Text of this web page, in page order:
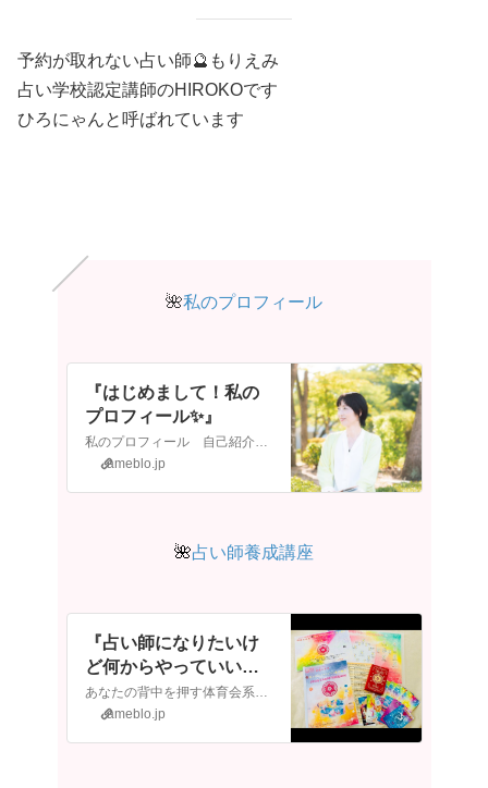
予約が取れない占い師🔮もりえみ
占い学校認定講師のHIROKOです
ひろにゃんと呼ばれています
🌺私のプロフィール
『はじめまして！私の
プロフィール✨』
私のプロフィール 自己紹介を書かせていただきます 福島県いわき市で自然派化粧品とエステ ヒーリングサロンを始めて17年になります 高玉浩子です 家族は長…
ameblo.jp
🌺占い師養成講座
『占い師になりたいけ
ど何からやっていいか
分からない方へ』
あなたの背中を押す体育会系占い師HIROKOです ​​🌺私のプロフィール『はじめまして！私のプロフィール✨』私のプロフィール 自己紹介を書かせていた…
ameblo.jp